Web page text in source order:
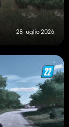
28 luglio 2026